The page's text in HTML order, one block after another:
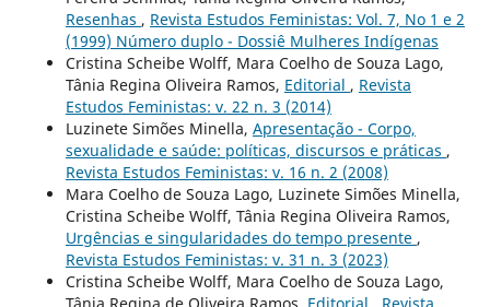
Resenhas , Revista Estudos Feministas: Vol. 7, No 1 e 2
(1999) Número duplo - Dossiê Mulheres Indígenas
Cristina Scheibe Wolff, Mara Coelho de Souza Lago,
Tânia Regina Oliveira Ramos, Editorial , Revista
Estudos Feministas: v. 22 n. 3 (2014)
Luzinete Simões Minella, Apresentação - Corpo,
sexualidade e saúde: políticas, discursos e práticas ,
Revista Estudos Feministas: v. 16 n. 2 (2008)
Mara Coelho de Souza Lago, Luzinete Simões Minella,
Cristina Scheibe Wolff, Tânia Regina Oliveira Ramos,
Urgências e singularidades do tempo presente ,
Revista Estudos Feministas: v. 31 n. 3 (2023)
Cristina Scheibe Wolff, Mara Coelho de Souza Lago,
Tânia Regina de Oliveira Ramos, Editorial , Revista